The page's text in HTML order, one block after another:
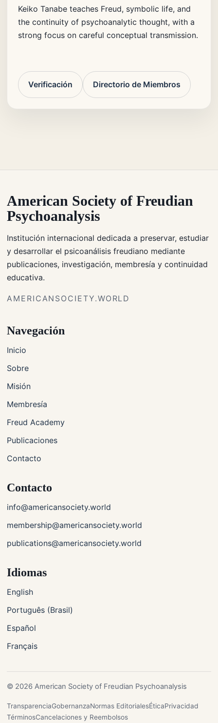
Keiko Tanabe teaches Freud, symbolic life, and
the continuity of psychoanalytic thought, with a
strong focus on careful conceptual transmission.
Verificación Directorio de Miembros
American Society of Freudian
Psychoanalysis
Institución internacional dedicada a preservar, estudiar
y desarrollar el psicoanálisis freudiano mediante
publicaciones, investigación, membresía y continuidad
educativa.
AMERICANSOCIETY.WORLD
Navegación
Inicio
Sobre
Misión
Membresía
Freud Academy
Publicaciones
Contacto
Contacto
info@americansociety.world
membership@americansociety.world
publications@americansociety.world
Idiomas
English
Português (Brasil)
Español
Français
© 2026 American Society of Freudian Psychoanalysis
TransparenciaGobernanzaNormas EditorialesÉticaPrivacidad
TérminosCancelaciones y Reembolsos